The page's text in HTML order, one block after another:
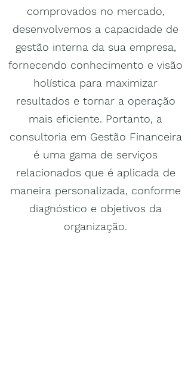
comprovados no mercado,
desenvolvemos a capacidade de
gestão interna da sua empresa,
fornecendo conhecimento e visão
holística para maximizar
resultados e tornar a operação
mais eficiente. Portanto, a
consultoria em Gestão Financeira
é uma gama de serviços
relacionados que é aplicada de
maneira personalizada, conforme
diagnóstico e objetivos da
organização.